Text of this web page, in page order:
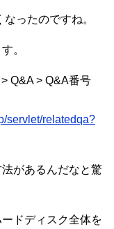
ったのですね。
。
Q&A > Q&A番号
servlet/relatedqa?
があるんだなと驚
ドディスク全体を